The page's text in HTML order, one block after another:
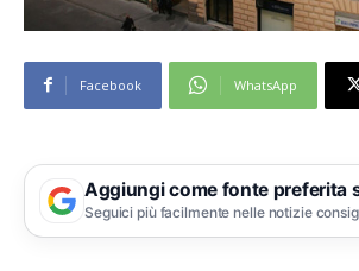
Facebook WhatsApp
Aggiungi come fonte preferita
Seguici più facilmente nelle notizie